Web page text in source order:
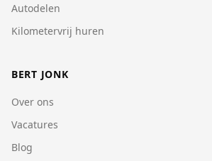
Autodelen
Kilometervrij huren
BERT JONK
Over ons
Vacatures
Blog